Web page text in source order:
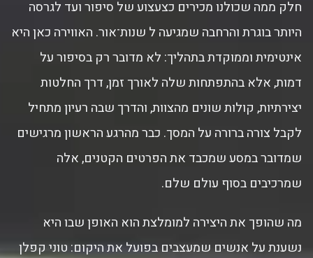
חלק ממה שכולנו מכירים כצעצוע של סיפור ועד לגרסה
היותר בוגרת והרחבה שמגיעה ל שנות־אור. האווירה כאן היא
אינטימית וממוקדת בתהליך: לא מדובר רק בסיפור על
דמות, אלא בהתפתחות שלה לאורך זמן, דרך החלטות
יצירתיות, קולות שונים מהצוות, והדרך שבה רעיון מתחיל
לקבל צורה ברורה על המסך. כבר מהרגע הראשון מרגישים
שמדובר במסע שמכבד את הפרטים הקטנים, אלה
שמרכיבים בסוף עולם שלם.
מה שהופך את היצירה למומלצת הוא האופן שבו היא
נשענת על אנשים שמעצבים בפועל את היקום: טוני קפלן